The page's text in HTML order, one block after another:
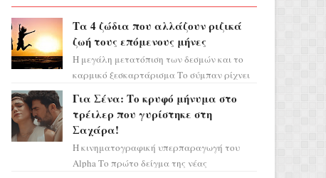
Τα 4 ζώδια που αλλάζουν ριζικά
ζωή τους επόμενους μήνες
Η μεγάλη μετατόπιση των δεσμών και το
καρμικό ξεσκαρτάρισμα Το σύμπαν ρίχνει
προειδοποιεί: οι σελην...
Για Σένα: Το κρυφό μήνυμα στο
τρέιλερ που γυρίστηκε στη
Σαχάρα!
Η κινηματογραφική υπερπαραγωγή του
Alpha Το πρώτο δείγμα της νέας